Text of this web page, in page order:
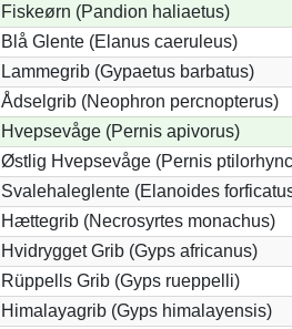
Fiskeørn (Pandion haliaetus)
Blå Glente (Elanus caeruleus)
Lammegrib (Gypaetus barbatus)
Ådselgrib (Neophron percnopterus)
Hvepsevåge (Pernis apivorus)
Østlig Hvepsevåge (Pernis
Svalehaleglente (Elanoides
Hættegrib (Necrosyrtes monachus)
Hvidrygget Grib (Gyps africanus)
Rüppells Grib (Gyps rueppelli)
Himalayagrib (Gyps himalayensis)